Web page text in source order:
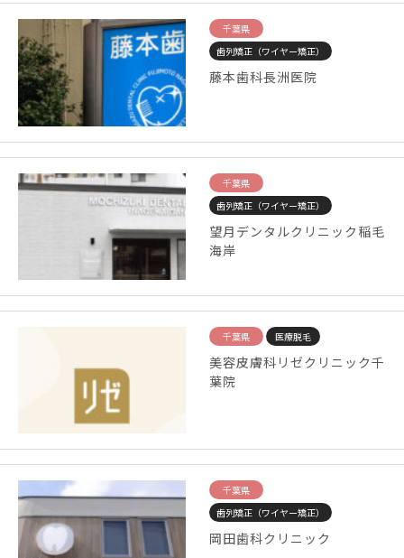
千葉県
歯列矯正（ワイヤー矯正）
藤本歯科長洲医院
千葉県
歯列矯正（ワイヤー矯正）
望月デンタルクリニック稲毛
海岸
千葉県 医療脱毛
美容皮膚科リゼクリニック千
葉院
千葉県
歯列矯正（ワイヤー矯正）
岡田歯科クリニック